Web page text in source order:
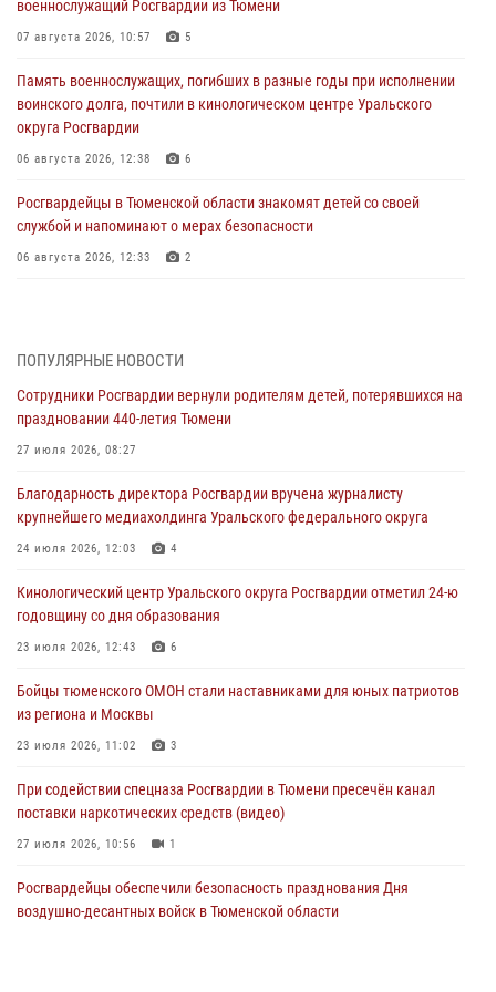
военнослужащий Росгвардии из Тюмени
07 августа 2026, 10:57 5
Память военнослужащих, погибших в разные годы при исполнении
воинского долга, почтили в кинологическом центре Уральского
округа Росгвардии
06 августа 2026, 12:38 6
Росгвардейцы в Тюменской области знакомят детей со своей
службой и напоминают о мерах безопасности
06 августа 2026, 12:33 2
06 августа 2026, 04:41 3
Росгвардейцы в Тюменской области почтили память генерала
армии Ивана Кирилловича Яковлева
05 августа 2026, 11:03
В Тюмени офицер Росгвардии в радиоэфире напомнил гражданам о
мерах безопасного владения оружием
05 августа 2026, 09:56
Военнослужащие Росгвардии сбили дрон-разведчик ВСУ на южном
направлении
05 августа 2026, 05:35
Стальной характер продемонстрировали росгвардейцы в ходе
масштабных спортивных событий на Урале
05 августа 2026, 05:22
ПОПУЛЯРНЫЕ НОВОСТИ
Сотрудники Росгвардии вернули родителям детей, потерявшихся на
праздновании 440-летия Тюмени
27 июля 2026, 08:27
Благодарность директора Росгвардии вручена журналисту
крупнейшего медиахолдинга Уральского федерального округа
24 июля 2026, 12:03 4
Кинологический центр Уральского округа Росгвардии отметил 24-ю
годовщину со дня образования
23 июля 2026, 12:43 6
Бойцы тюменского ОМОН стали наставниками для юных патриотов
из региона и Москвы
23 июля 2026, 11:02 3
При содействии спецназа Росгвардии в Тюмени пресечён канал
поставки наркотических средств (видео)
27 июля 2026, 10:56 1
Росгвардейцы обеспечили безопасность празднования Дня
воздушно-десантных войск в Тюменской области